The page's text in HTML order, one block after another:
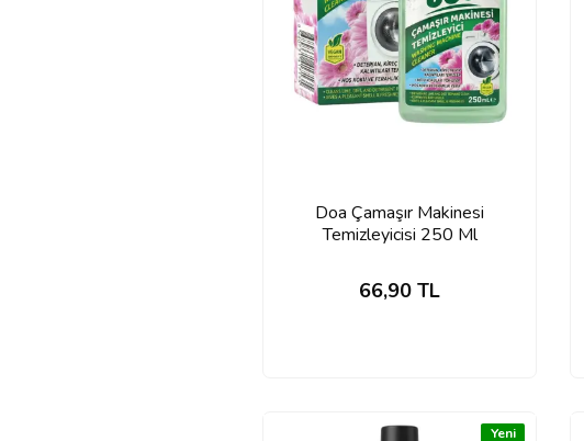
Doa Çamaşır Makinesi
Temizleyicisi 250 Ml
66,90 TL
Yeni